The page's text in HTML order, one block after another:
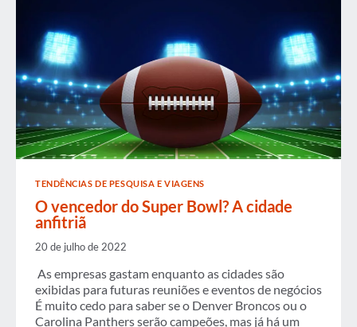
IMPULSIONANDO
O
CRESCIMENTO
EM
TODAS
AS
REGIÕES
DO
TENDÊNCIAS DE PESQUISA E VIAGENS
O vencedor do Super Bowl? A cidade
anfitriã
20 de julho de 2022
As empresas gastam enquanto as cidades são
exibidas para futuras reuniões e eventos de negócios
É muito cedo para saber se o Denver Broncos ou o
Carolina Panthers serão campeões, mas já há um